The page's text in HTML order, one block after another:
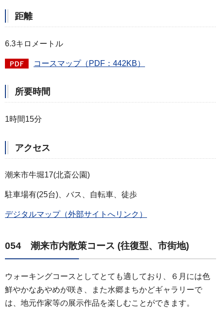
距離
6.3キロメートル
コースマップ（PDF：442KB）
所要時間
1時間15分
アクセス
潮来市牛堀17(北斎公園)
駐車場有(25台)、バス、自転車、徒歩
デジタルマップ（外部サイトへリンク）
054 潮来市内散策コース (往復型、市街地)
ウォーキングコースとしてとても適しており、６月には色
鮮やかなあやめが咲き、また水郷まちかどギャラリーで
は、地元作家等の展示作品を楽しむことができます。